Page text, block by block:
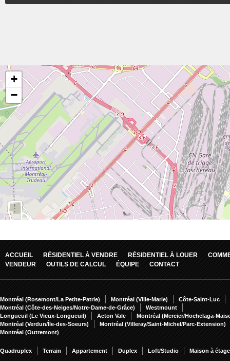
ACCUEIL RÉSIDENTIEL À VENDRE RÉSIDENTIEL À LOUER
VENDEUR
OUTILS DE CALCUL ÉQUIPE CONTACT
Montréal (Rosemont/La Petite-Patrie) Montréal (Ville-Marie)
Côte-Saint-Luc
Montréal (Côte-des-Neiges/Notre-Dame-de-Grâce)
Westmount
Longueuil (Le Vieux-Longueuil)
Acton Vale
Montréal (Mercier/Hochelaga-
Montréal (Verdun/Île-des-Soeurs)
Montréal (Villeray/Saint-Michel/Parc-Extension)
Montréal (Outremont)
Quadruplex Terrain Appartement Duplex Loft/Studio Maison à